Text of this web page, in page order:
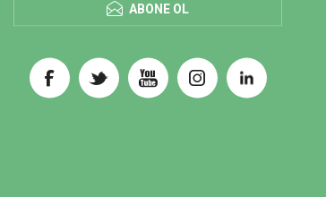
ABONE OL